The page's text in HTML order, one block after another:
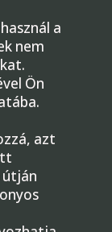
31.
a
nem
Ön
azt
útján